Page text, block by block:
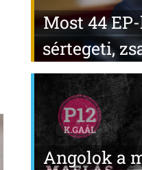
Most 44
sértegeti,
Angolok a